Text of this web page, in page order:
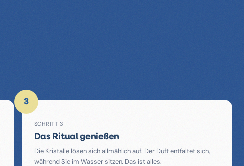
3
SCHRITT 3
Das Ritual genießen
Die Kristalle lösen sich allmählich auf. Der Duft entfaltet sich,
während Sie im Wasser sitzen. Das ist alles.